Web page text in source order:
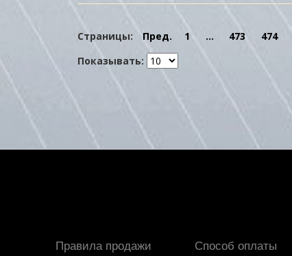
Страницы: Пред. 1 ... 473 474
Показывать:
Правила продажи Способ оплаты